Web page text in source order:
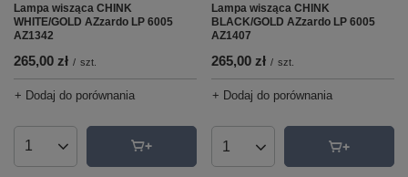
Lampa wisząca CHINK
WHITE/GOLD AZzardo LP 6005
AZ1342
265,00 zł / szt.
+ Dodaj do porównania
Ilość produktów
Lampa wisząca CHINK
BLACK/GOLD AZzardo LP 6005
AZ1407
265,00 zł / szt.
+ Dodaj do porównania
Ilość produktów